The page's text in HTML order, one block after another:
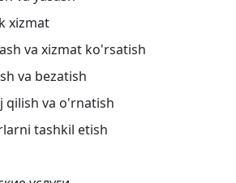
xizmat
va xizmat ko'rsatish
va bezatish
qilish va o'rnatish
tashkil etish